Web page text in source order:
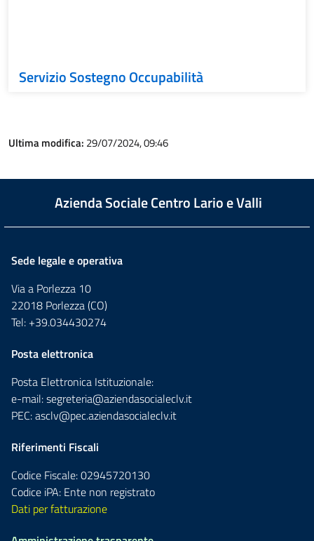
Servizio Sostegno Occupabilità
Ultima modifica: 29/07/2024, 09:46
Azienda Sociale Centro Lario e Valli
Sede legale e operativa
Via a Porlezza 10
22018 Porlezza (CO)
Tel: +39.034430274
Posta elettronica
Posta Elettronica Istituzionale:
e-mail:segreteria@aziendasocialeclv.it
PEC:asclv@pec.aziendasocialeclv.it
Riferimenti Fiscali
Codice Fiscale: 02945720130
Codice iPA: Ente non registrato
Dati per fatturazione